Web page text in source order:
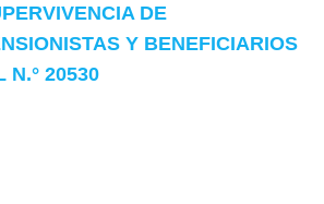
DE
Y BENEFICIARIOS
N.° 20530